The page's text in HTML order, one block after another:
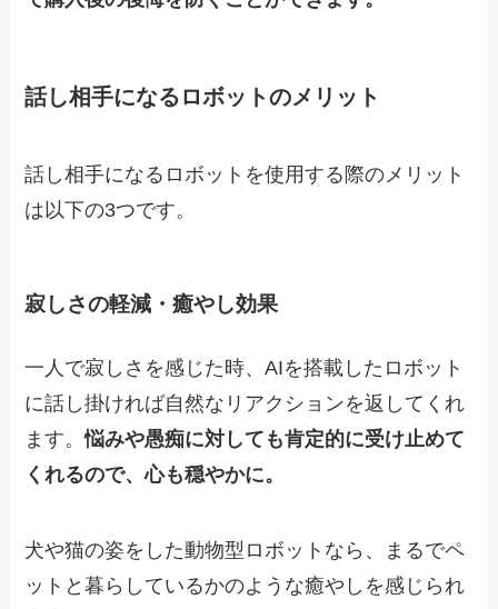
話し相手になるロボットのメリット
話し相手になるロボットを使用する際のメリット
は以下の3つです。
寂しさの軽減・癒やし効果
一人で寂しさを感じた時、AIを搭載したロボット
に話し掛ければ自然なリアクションを返してくれ
ます。悩みや愚痴に対しても肯定的に受け止めて
くれるので、心も穏やかに。
犬や猫の姿をした動物型ロボットなら、まるでペ
ットと暮らしているかのような癒やしを感じられ